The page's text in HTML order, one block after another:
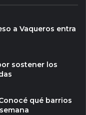
a Vaqueros entra
sostener los
qué barrios